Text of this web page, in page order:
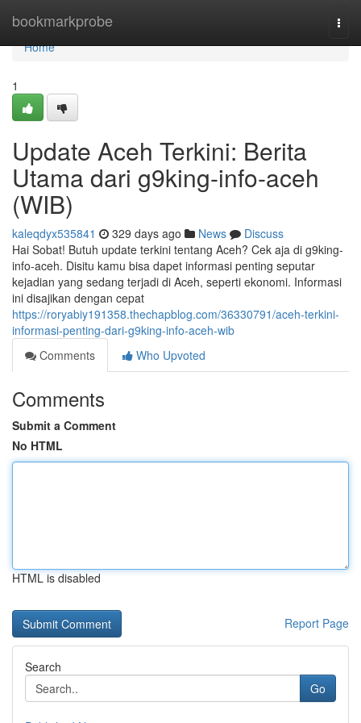
bookmarkprobe
Home
Home
1
Update Aceh Terkini: Berita
Utama dari g9king-info-aceh
(WIB)
kaleqdyx535841 329 days ago News
Discuss
Hai Sobat! Butuh update terkini tentang Aceh? Cek aja di g9king-
info-aceh. Disitu kamu bisa dapet informasi penting seputar
kejadian yang sedang terjadi di Aceh, seperti ekonomi. Informasi
ini disajikan dengan cepat
https://roryabiy191358.thechapblog.com/36330791/aceh-terkini-
informasi-penting-dari-g9king-info-aceh-wib
Comments
Who Upvoted
Comments
Submit a Comment
No HTML
HTML is disabled
Report Page
Search
Go